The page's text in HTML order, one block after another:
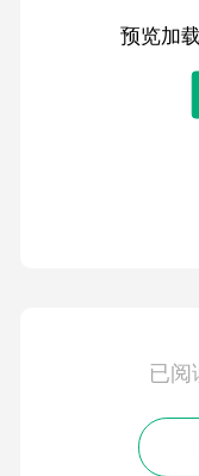
预览加
已阅